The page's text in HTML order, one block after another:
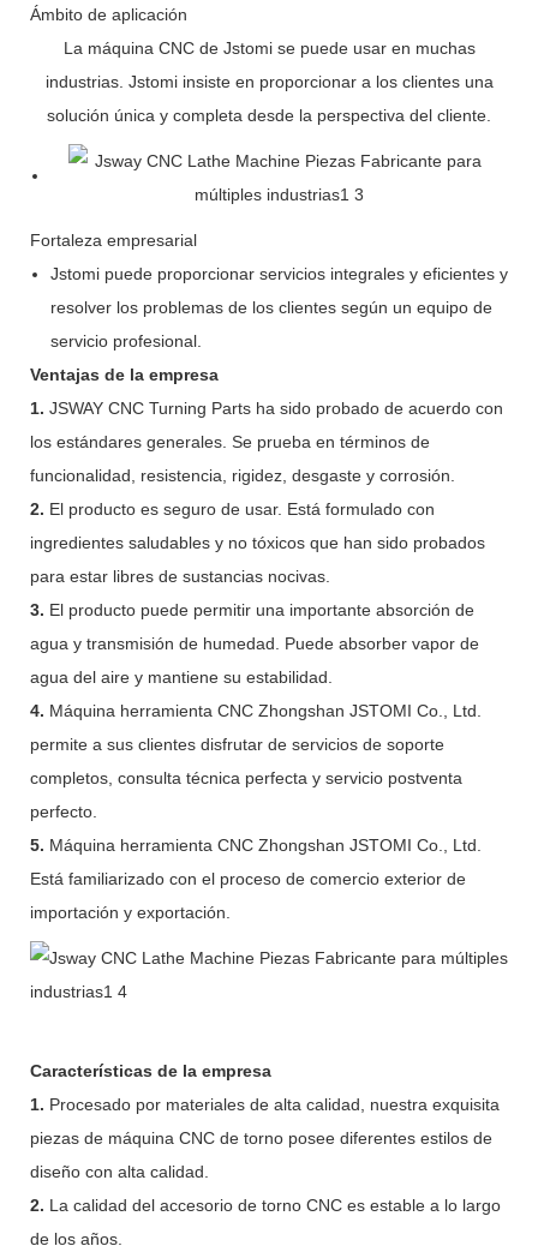
Ámbito de aplicación
La máquina CNC de Jstomi se puede usar en muchas
industrias. Jstomi insiste en proporcionar a los clientes una
solución única y completa desde la perspectiva del cliente.
Fortaleza empresarial
Jstomi puede proporcionar servicios integrales y eficientes y
resolver los problemas de los clientes según un equipo de
servicio profesional.
Ventajas de la empresa
1. JSWAY CNC Turning Parts ha sido probado de acuerdo con
los estándares generales. Se prueba en términos de
funcionalidad, resistencia, rigidez, desgaste y corrosión.
2. El producto es seguro de usar. Está formulado con
ingredientes saludables y no tóxicos que han sido probados
para estar libres de sustancias nocivas.
3. El producto puede permitir una importante absorción de
agua y transmisión de humedad. Puede absorber vapor de
agua del aire y mantiene su estabilidad.
4. Máquina herramienta CNC Zhongshan JSTOMI Co., Ltd.
permite a sus clientes disfrutar de servicios de soporte
completos, consulta técnica perfecta y servicio postventa
perfecto.
5. Máquina herramienta CNC Zhongshan JSTOMI Co., Ltd.
Está familiarizado con el proceso de comercio exterior de
importación y exportación.
Características de la empresa
1. Procesado por materiales de alta calidad, nuestra exquisita
piezas de máquina CNC de torno posee diferentes estilos de
diseño con alta calidad.
2. La calidad del accesorio de torno CNC es estable a lo largo
de los años.